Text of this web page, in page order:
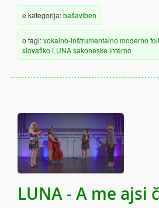
e kategorija:bašaviben
o tagi:vokalno-inštrumentalno moderno
slovaťiko LUNAsakoneske interno
LUNA - A me ajsi